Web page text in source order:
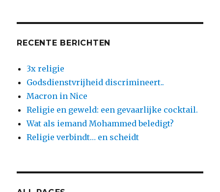
RECENTE BERICHTEN
3x religie
Godsdienstvrijheid discrimineert..
Macron in Nice
Religie en geweld: een gevaarlijke cocktail.
Wat als iemand Mohammed beledigt?
Religie verbindt… en scheidt